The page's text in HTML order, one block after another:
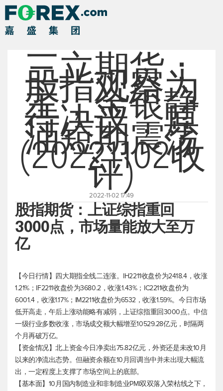
三立期货：
股指观察为
主，金银静
待决议，原
油短期震荡
(20221102收
评)
2022-11-02 17:49
股指期货：上证综指重回
3000点，市场量能放大至万
亿
【今日行情】四大期指全线二连涨。IH2211收盘价为2418.4，收涨
1.21%；IF2211收盘价为3680.2，收涨1.43%；IC2211收盘价为
6001.4，收涨1.17%；IM2211收盘价为6532，收涨1.59%。今日市场
低开高走，午后上涨动能略有减弱，上证综指重回3000点。中信
一级行业多数收涨，市场成交额大幅增至10529.28亿元，时隔两
个月再破万亿。
【资金情况】北上资金今日净卖出75.82亿元，外资还是未改10月
以来的净流出态势。但融资余额在10月回调当中并未出现大幅流
出，一定程度上支撑了市场空间上的底部。
【基本面】10月国内制造业和非制造业PMI双双落入荣枯线之下，